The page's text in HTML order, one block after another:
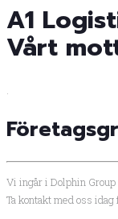
A1
Vårt
Vi ingår i Dolphin
Ta kontakt med oss